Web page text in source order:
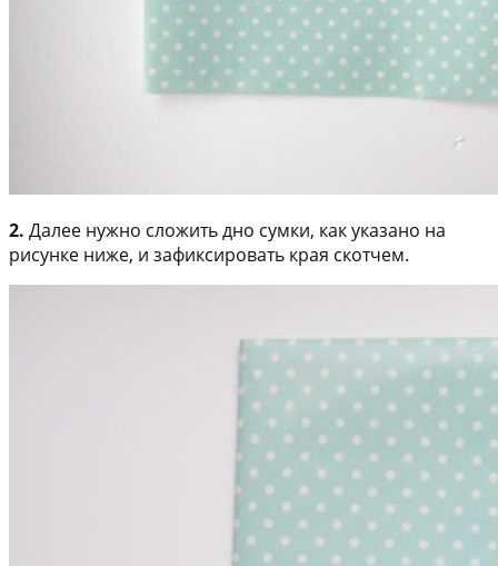
2. Далее нужно сложить дно сумки, как указано на
рисунке ниже, и зафиксировать края скотчем.